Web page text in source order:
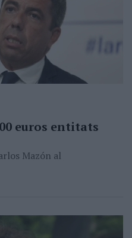
euros entitats
Mazón al